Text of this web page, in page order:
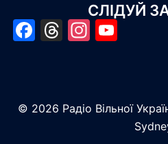
СЛІДУЙ
Facebook
Threads
© 2026 Радіо Вільної